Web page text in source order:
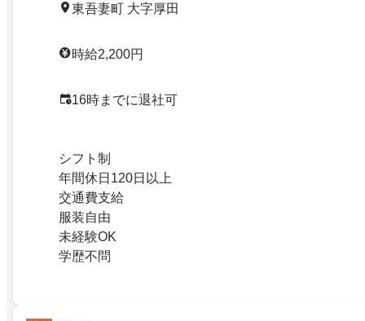
東吾妻町 大字厚田
時給2,200円
16時までに退社可
シフト制
年間休日120日以上
交通費支給
服装自由
未経験OK
学歴不問